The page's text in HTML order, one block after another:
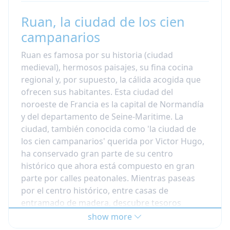
nacionalidades
Número de aulas : 12
Prueba a la llegada : sí
Existen grupos en 6 niveles diferentes desde
principiantes hasta estudiantes avanzados y
los cursos comienzan todos los lunes . El
primer día hay una sesión de evaluación y
análisis de necesidades por la mañana y por la
tarde la escuela ofrece una sesión de
orientación gratuita para los nuevos
estudiantes, presentándoles la ciudad de
Ruán.
. Por la tarde, los talleres basados en
proyectos están diseñados para ayudarte a
superar cualquier dificultad que puedas tener y
te permite trabajar a tu ritmo en diferentes
temas.
la escuela pone énfasis en la
Ruan, la ciudad de los cien
campanarios
Ruan es famosa por su historia (ciudad
medieval), hermosos paisajes, su fina cocina
regional y, por supuesto, la cálida acogida que
ofrecen sus habitantes. Esta ciudad del
noroeste de Francia es la capital de Normandía
y del departamento de Seine-Maritime. La
ciudad, también conocida como 'la ciudad de
los cien campanarios' querida por Victor Hugo,
ha conservado gran parte de su centro
histórico que ahora está compuesto en gran
parte por calles peatonales. Mientras paseas
por el centro histórico, entre casas de
entramado de madera, descubre tesoros
arquitectónicos como monumentos góticos
como la catedral de Notre Dame, la abadía de
show more